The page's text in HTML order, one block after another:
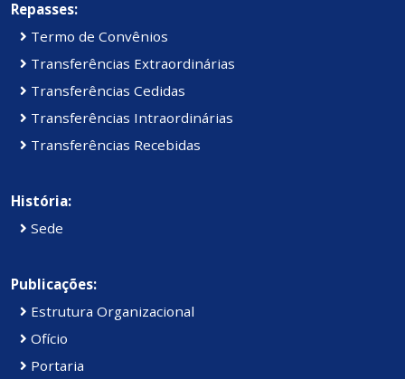
Repasses:
Termo de Convênios
Transferências Extraordinárias
Transferências Cedidas
Transferências Intraordinárias
Transferências Recebidas
História:
Sede
Publicações:
Estrutura Organizacional
Ofício
Portaria